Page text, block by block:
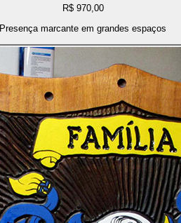
R$ 970,00
Presença marcante em grandes espaços